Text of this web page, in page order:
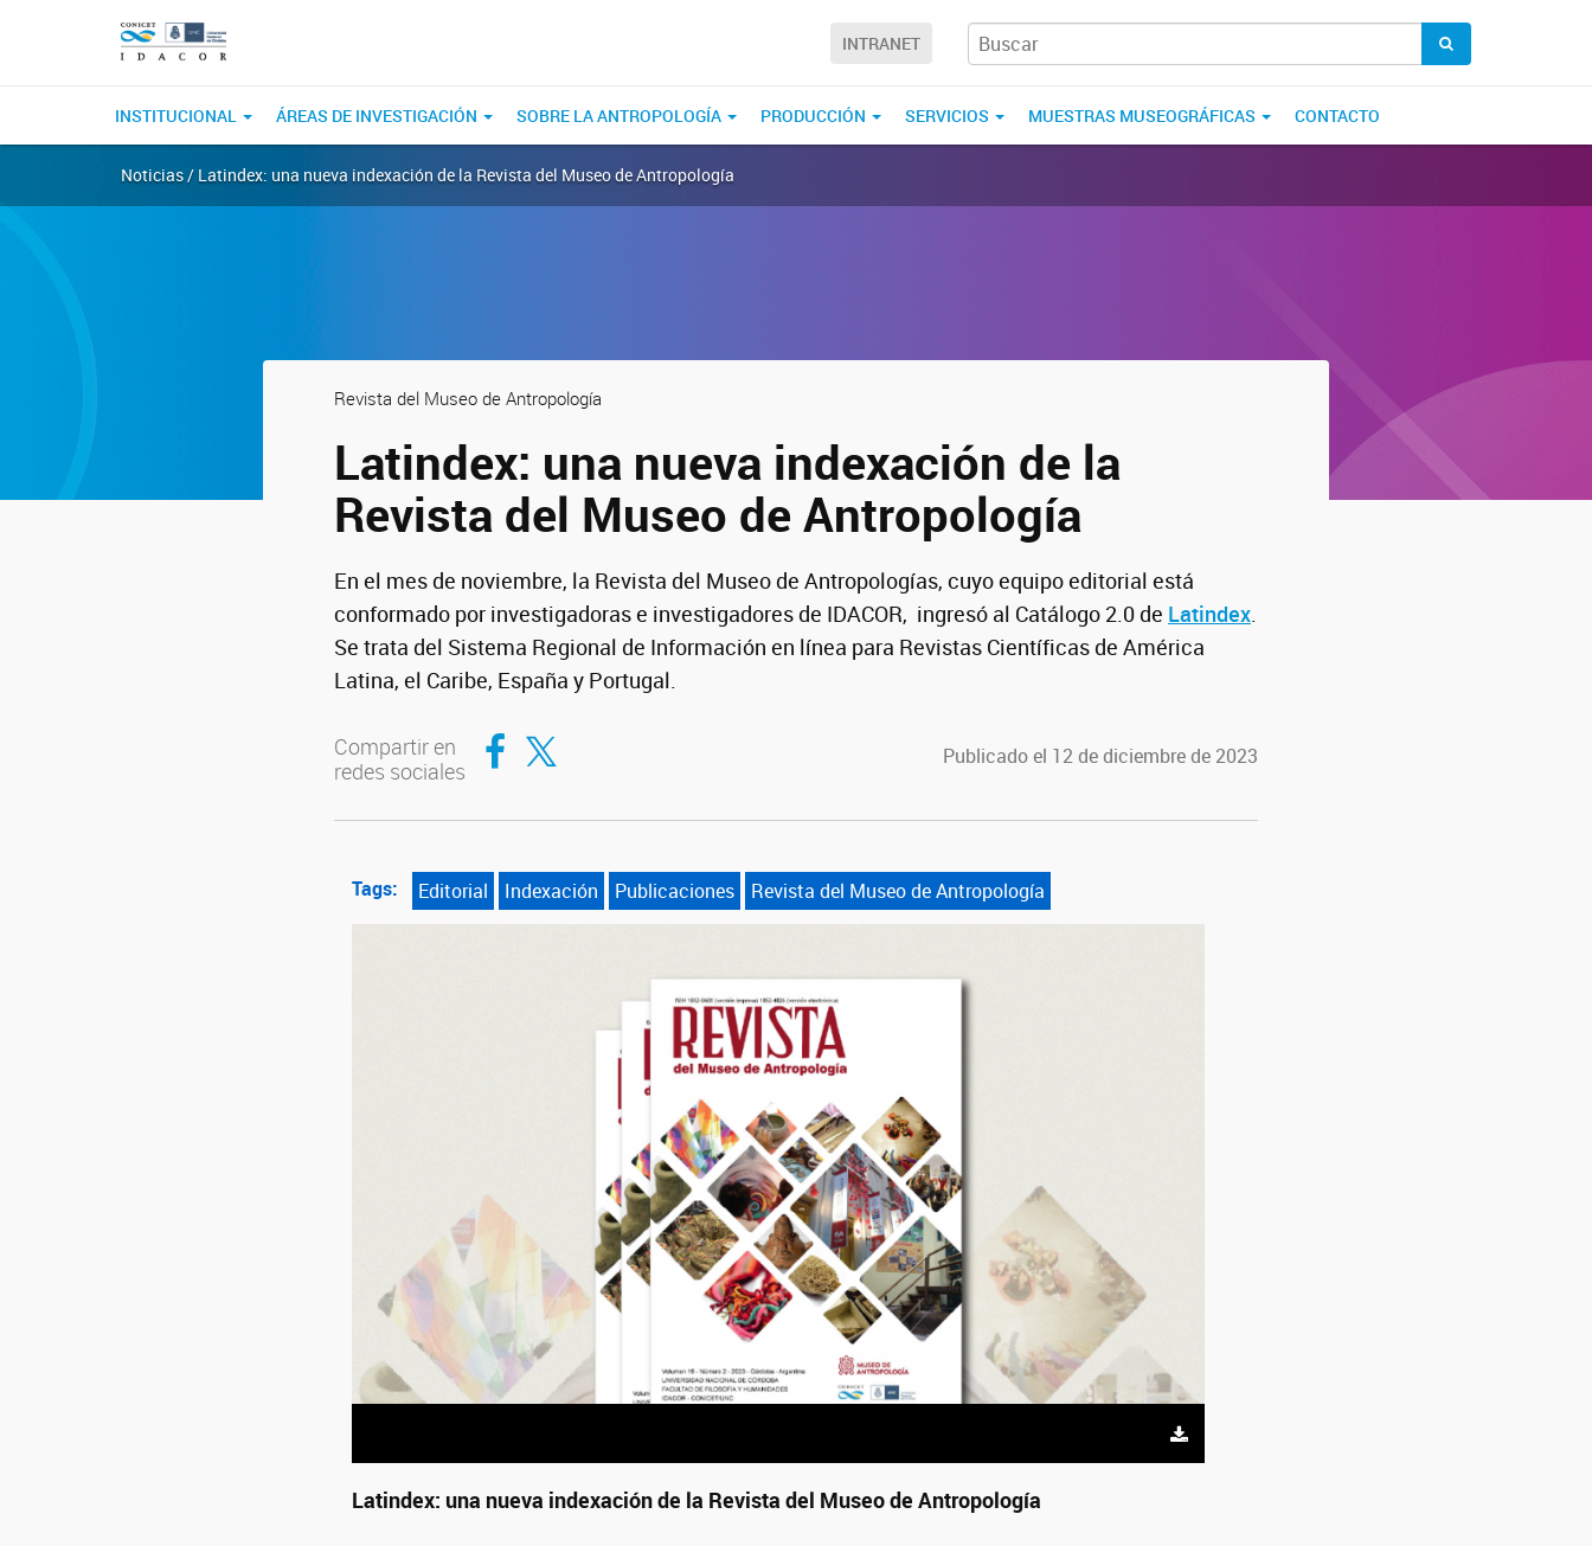
INTRANET
INSTITUCIONAL ÁREAS DE INVESTIGACIÓN SOBRE LA ANTROPOLOGÍA PRODUCCIÓN SERVICIOS MUESTRAS MUSEOGRÁFICAS CONTACTO
Noticias / Latindex: una nueva indexación de la Revista del Museo de Antropología
Revista del Museo de Antropología
Latindex: una nueva indexación de la
Revista del Museo de Antropología
En el mes de noviembre, la Revista del Museo de Antropologías, cuyo equipo editorial está
conformado por investigadoras e investigadores de IDACOR, ingresó al Catálogo 2.0 de Latindex.
Se trata del Sistema Regional de Información en línea para Revistas Científicas de América
Latina, el Caribe, España y Portugal.
Compartir en
redes sociales
Compartir en Facebook
Compartir en Twitter Publicado el 12 de diciembre de 2023
Tags: Editorial Indexación Publicaciones Revista del Museo de Antropología
Latindex: una nueva indexación de la Revista del Museo de Antropología